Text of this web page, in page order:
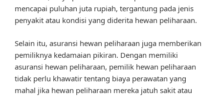
mencapai puluhan juta rupiah, tergantung pada jenis
penyakit atau kondisi yang diderita hewan peliharaan.
Selain itu, asuransi hewan peliharaan juga memberikan
pemiliknya kedamaian pikiran. Dengan memiliki
asuransi hewan peliharaan, pemilik hewan peliharaan
tidak perlu khawatir tentang biaya perawatan yang
mahal jika hewan peliharaan mereka jatuh sakit atau